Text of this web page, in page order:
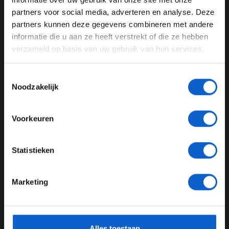
partners voor social media, adverteren en analyse. Deze
partners kunnen deze gegevens combineren met andere
informatie die u aan ze heeft verstrekt of die ze hebben
verzameld op basis van uw gebruik van hun services.
Noodzakelijk
Voorkeuren
Statistieken
Marketing
Dit bericht op Instagram bekijken
Een bericht gedeeld door McLaren (@mclaren)
Ben je 24 jaar of ouder?
Pas je advertentie instellingen aan en klik hieronder om
door te gaan naar de website!
Advertentie instellingen
Toon alle kansspelenadvertenties (24+)
gegevensgebruik en -bescherming.